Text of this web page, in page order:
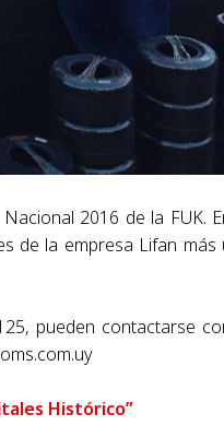
2016 de la FUK.
de la empresa Lifan más
pueden contactarse
Histórico”